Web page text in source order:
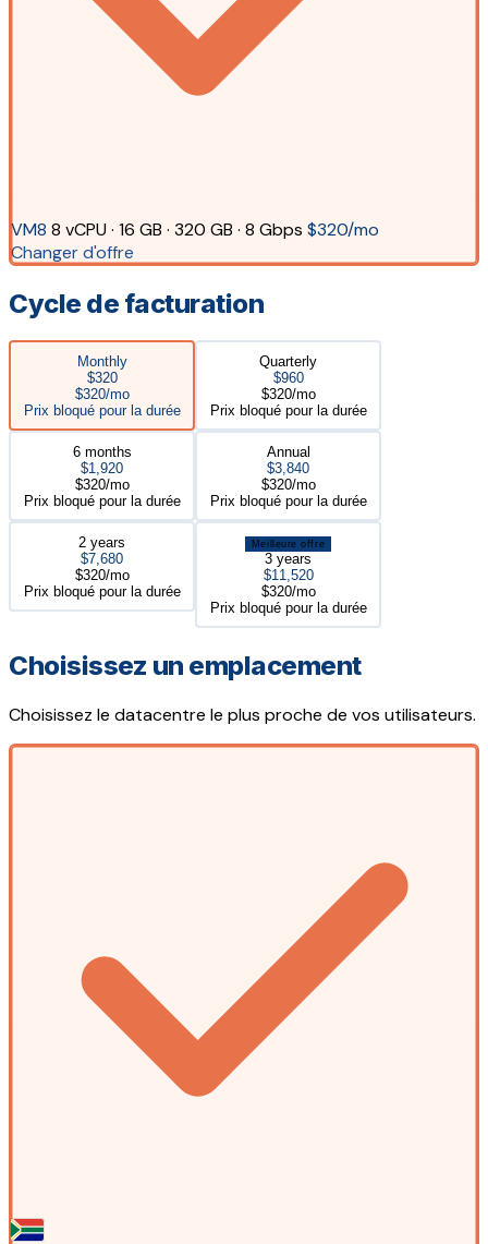
VM8 8 vCPU · 16 GB · 320 GB · 8 Gbps $320/mo
Changer d'offre
Cycle de facturation
Monthly
$320
$320/mo
Prix bloqué pour la durée
Quarterly
$960
$320/mo
Prix bloqué pour la durée
6 months
$1,920
$320/mo
Prix bloqué pour la durée
Annual
$3,840
$320/mo
Prix bloqué pour la durée
2 years
$7,680
$320/mo
Prix bloqué pour la durée
Meilleure offre
3 years
$11,520
$320/mo
Prix bloqué pour la durée
Choisissez un emplacement
Choisissez le datacentre le plus proche de vos utilisateurs.